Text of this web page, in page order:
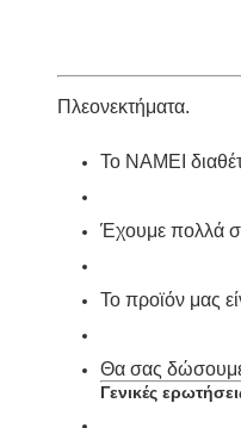
Πλεονεκτήματα.
Το NAMEI
Έχουμε πολλά
Το προϊόν μας
Θα σας δώσουμε
Γενικές